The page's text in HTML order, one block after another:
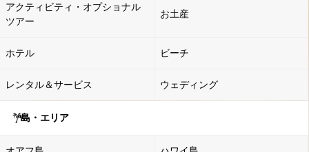
アクティビティ・オプショナル
ツアー
お土産
ホテル ビーチ
レンタル＆サービス ウェディング
島・エリア